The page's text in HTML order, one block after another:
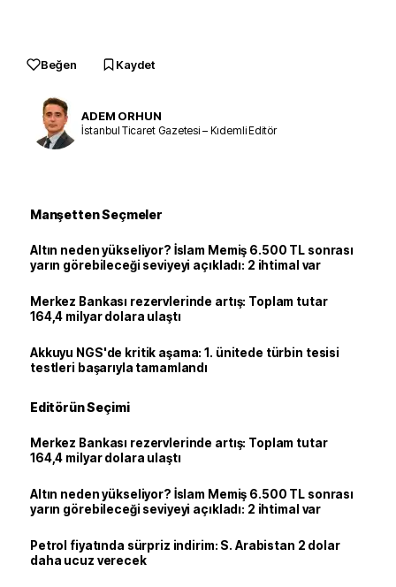
Beğen Kaydet
ADEM ORHUN
İstanbul Ticaret Gazetesi – Kıdemli Editör
Manşetten Seçmeler
Altın neden yükseliyor? İslam Memiş 6.500 TL sonrası
yarın görebileceği seviyeyi açıkladı: 2 ihtimal var
Merkez Bankası rezervlerinde artış: Toplam tutar
164,4 milyar dolara ulaştı
Akkuyu NGS'de kritik aşama: 1. ünitede türbin tesisi
testleri başarıyla tamamlandı
Editörün Seçimi
Merkez Bankası rezervlerinde artış: Toplam tutar
164,4 milyar dolara ulaştı
Altın neden yükseliyor? İslam Memiş 6.500 TL sonrası
yarın görebileceği seviyeyi açıkladı: 2 ihtimal var
Petrol fiyatında sürpriz indirim: S. Arabistan 2 dolar
daha ucuz verecek